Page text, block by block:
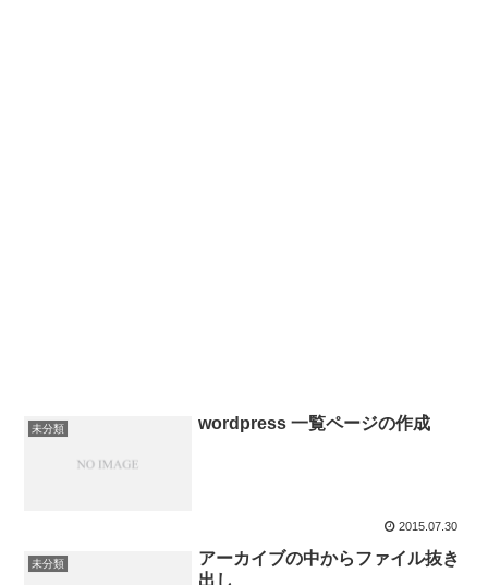
未分類 wordpress 一覧ページの作成
2015.07.30
未分類
アーカイブの中からファイル抜き
出し